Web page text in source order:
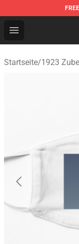
FREE
Open menu
1923 Shop -
Startseite/1923